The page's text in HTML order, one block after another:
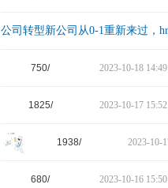
公司转型新公司从0-1重新来过，
750/ 2023-10-18 14:49
1825/ 2023-10-17 15:52
1938/ 2023-10-
680/ 2023-10-16 15:50